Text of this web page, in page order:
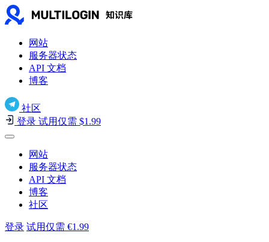
网站
服务器状态
API 文档
博客
社区
登录 试用仅需 $1.99
网站
服务器状态
API 文档
博客
社区
登录 试用仅需 €1.99